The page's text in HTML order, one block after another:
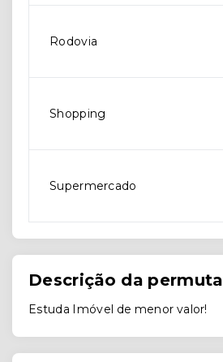
Rodovia
Shopping
Supermercado
Descrição da permuta
Estuda Imóvel de menor valor!